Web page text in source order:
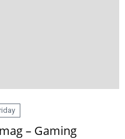
– Gaming